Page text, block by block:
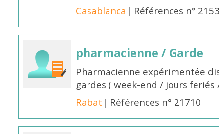
Casablanca | Références n°
pharmacienne / Garde
Pharmacienne expérimentée
gardes ( week-end / jours
Rabat | Références n° 21710